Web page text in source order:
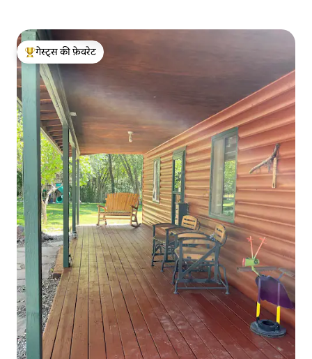
गेस्ट्स का टॉप फ़ेवरेट
गेस्ट्स की फ़ेवरेट